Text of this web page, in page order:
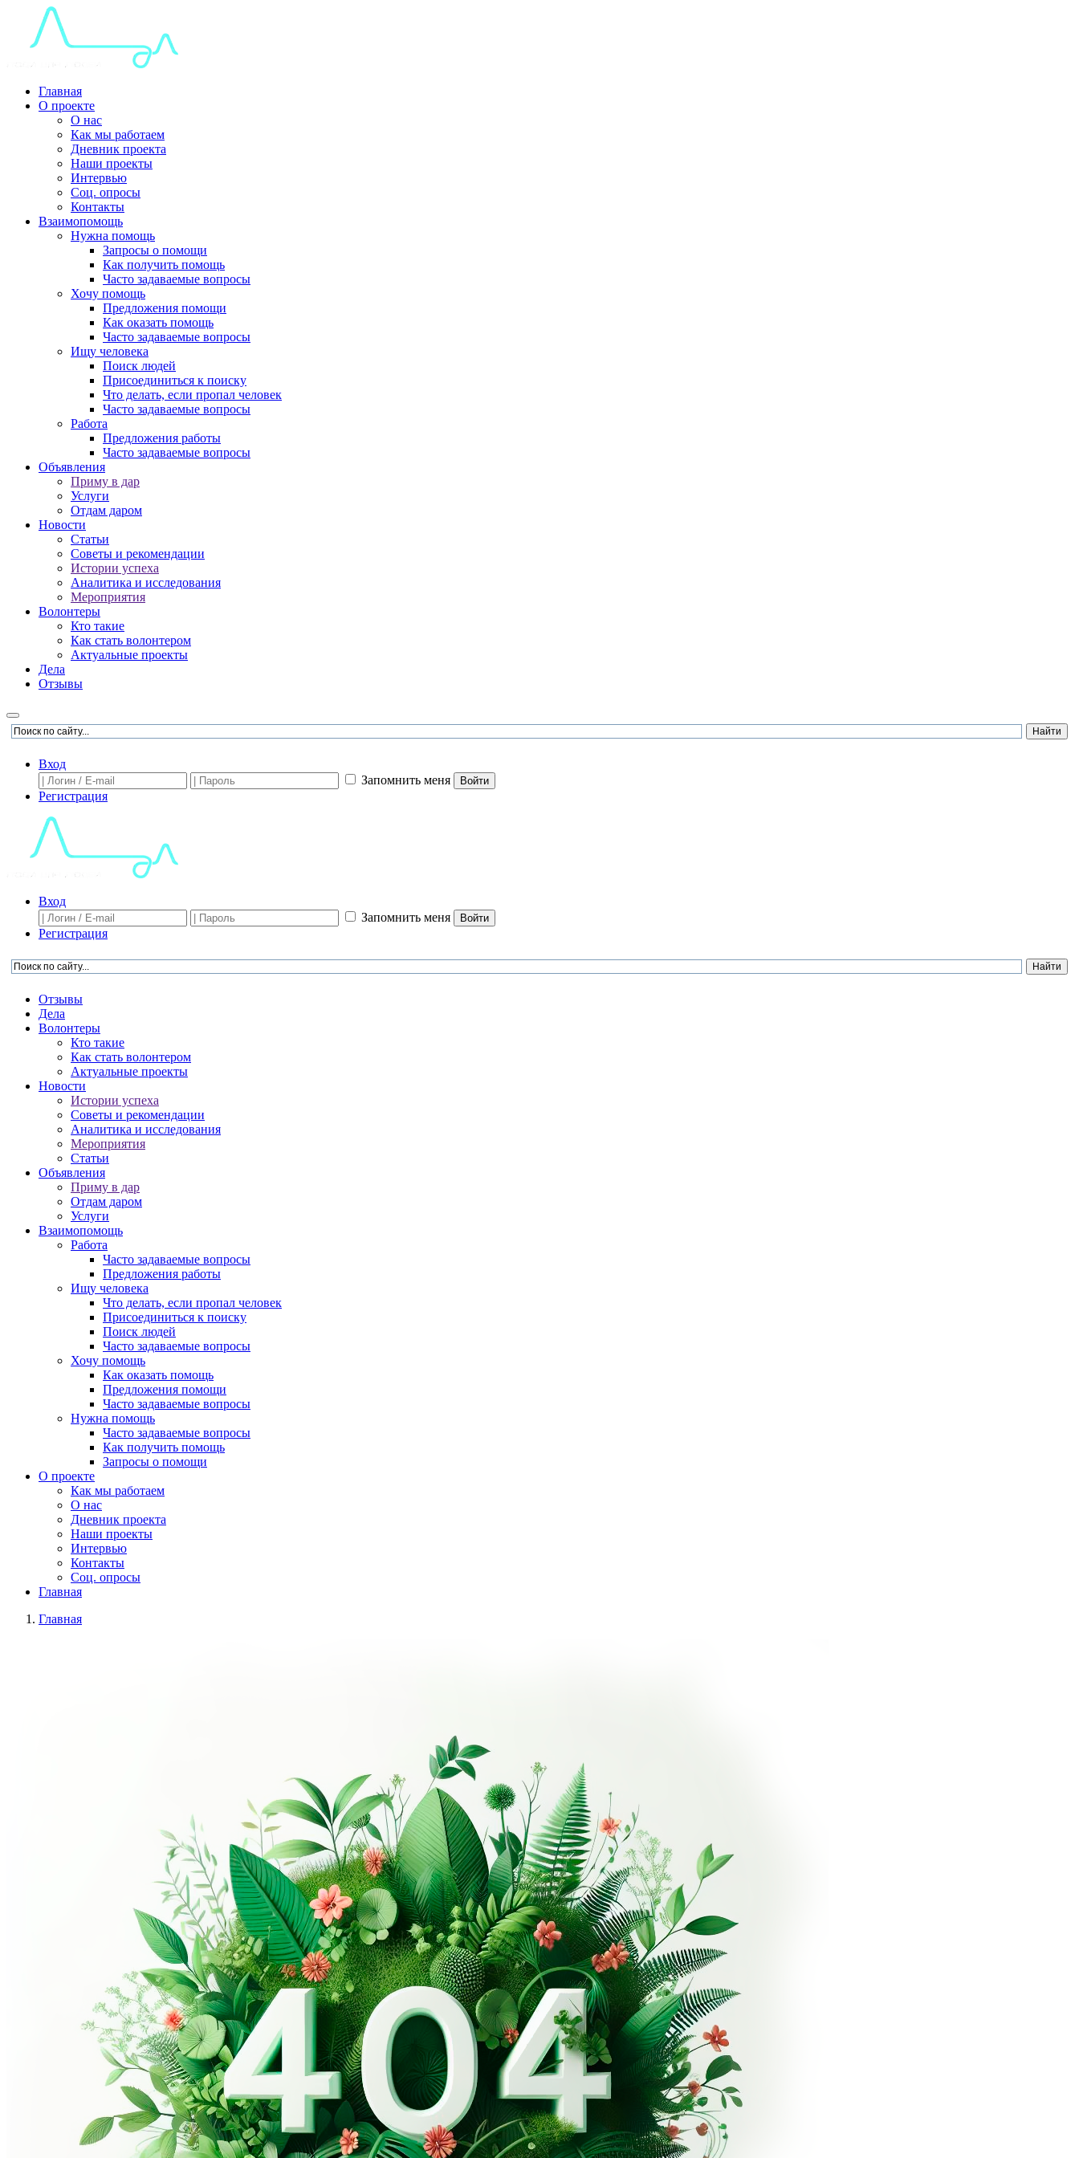
Главная
О проекте
О нас
Как мы работаем
Дневник проекта
Наши проекты
Интервью
Соц. опросы
Контакты
Взаимопомощь
Нужна помощь
Запросы о помощи
Как получить помощь
Часто задаваемые вопросы
Хочу помощь
Предложения помощи
Как оказать помощь
Часто задаваемые вопросы
Ищу человека
Поиск людей
Присоединиться к поиску
Что делать, если пропал человек
Часто задаваемые вопросы
Работа
Предложения работы
Часто задаваемые вопросы
Объявления
Приму в дар
Услуги
Отдам даром
Новости
Статьи
Советы и рекомендации
Истории успеха
Аналитика и исследования
Мероприятия
Волонтеры
Кто такие
Как стать волонтером
Актуальные проекты
Дела
Отзывы
Вход
Запомнить меня
Войти
Регистрация
Вход
Запомнить меня
Войти
Регистрация
Отзывы
Дела
Волонтеры
Кто такие
Как стать волонтером
Актуальные проекты
Новости
Истории успеха
Советы и рекомендации
Аналитика и исследования
Мероприятия
Статьи
Объявления
Приму в дар
Отдам даром
Услуги
Взаимопомощь
Работа
Часто задаваемые вопросы
Предложения работы
Ищу человека
Что делать, если пропал человек
Присоединиться к поиску
Поиск людей
Часто задаваемые вопросы
Хочу помощь
Как оказать помощь
Предложения помощи
Часто задаваемые вопросы
Нужна помощь
Часто задаваемые вопросы
Как получить помощь
Запросы о помощи
О проекте
Как мы работаем
О нас
Дневник проекта
Наши проекты
Интервью
Контакты
Соц. опросы
Главная
Главная